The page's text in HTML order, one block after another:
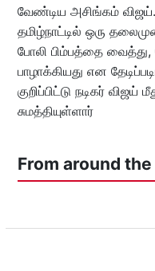
வேண்டிய அசிங்கம் விஜய்.
தமிழ்நாட்டில் ஒரு
போலி பிம்பத்தை வைத்து,
பாழாக்கியது என
குறிப்பிட்டு நடிகர்
சுமத்தியுள்ளார்
From around